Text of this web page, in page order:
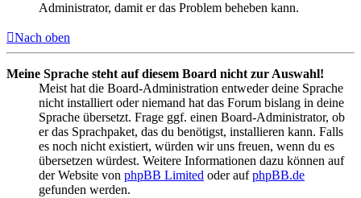
Administrator, damit er das Problem beheben kann.
Nach oben
Meine Sprache steht auf diesem Board nicht zur Auswahl!
Meist hat die Board-Administration entweder deine Sprache
nicht installiert oder niemand hat das Forum bislang in deine
Sprache übersetzt. Frage ggf. einen Board-Administrator, ob
er das Sprachpaket, das du benötigst, installieren kann. Falls
es noch nicht existiert, würden wir uns freuen, wenn du es
übersetzen würdest. Weitere Informationen dazu können auf
der Website von phpBB Limited oder aufphpBB.de
gefunden werden.